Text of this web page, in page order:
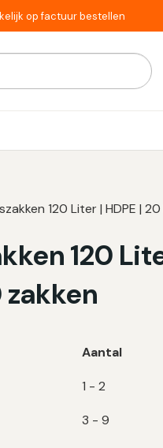
op factuur bestellen
beschikbaar zijn,
120 Liter | HDPE |
120
zakken
Aantal
1 - 2
3 - 9